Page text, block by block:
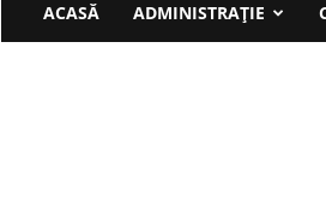
ACASĂ ADMINISTRAȚIE